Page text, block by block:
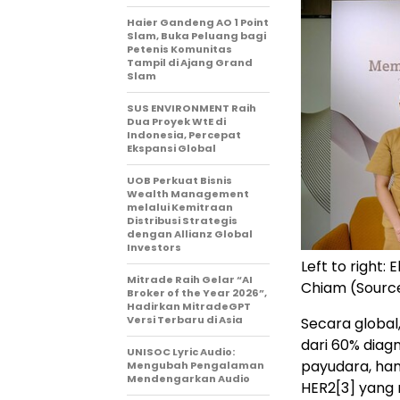
Left to right:
Chiam
Secara
dari 60%
payudara,
HER2[3] yang
Haier Gandeng AO 1 Point
Slam, Buka Peluang bagi
Petenis Komunitas
Tampil di Ajang Grand
Slam
SUS ENVIRONMENT Raih
Dua Proyek WtE di
Indonesia, Percepat
Ekspansi Global
UOB Perkuat Bisnis
Wealth Management
melalui Kemitraan
Distribusi Strategis
dengan Allianz Global
Investors
Mitrade Raih Gelar “AI
Broker of the Year 2026”,
Hadirkan MitradeGPT
Versi Terbaru di Asia
UNISOC Lyric Audio:
Mengubah Pengalaman
Mendengarkan Audio